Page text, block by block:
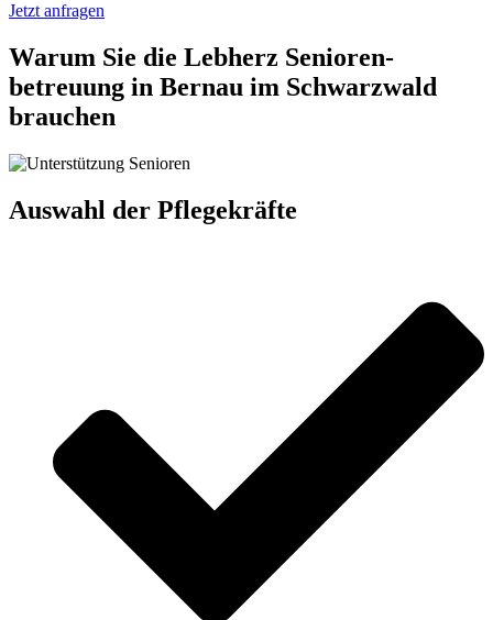
Jetzt anfragen
Warum Sie die Lebherz Senioren­
betreuung in Bernau im Schwarzwald
brauchen
Auswahl der Pflegekräfte